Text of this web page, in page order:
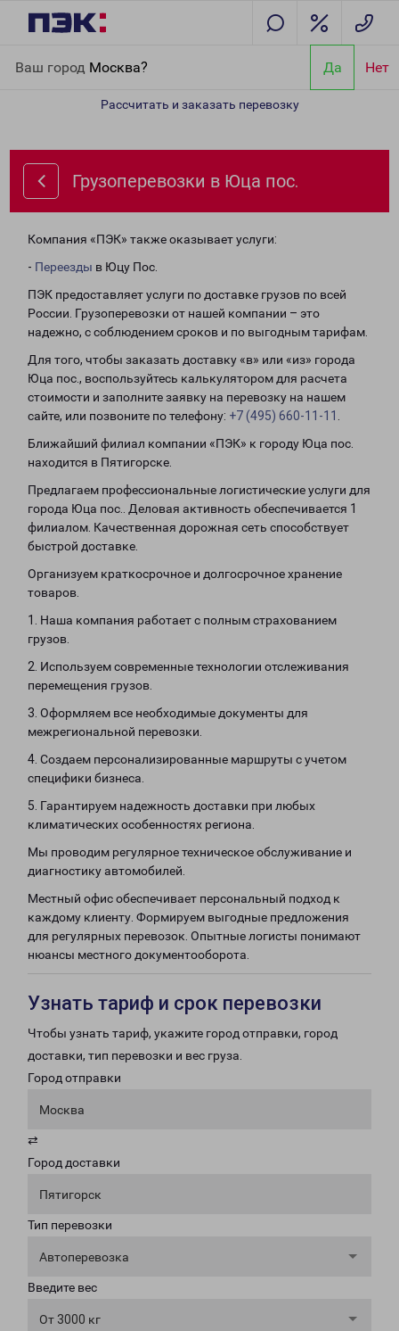
Ваш город Москва? Да Нет
Рассчитать и заказать перевозку
Грузоперевозки в Юца пос.
Компания «ПЭК» также оказывает услуги:
- Переезды в Юцу Пос.
ПЭК предоставляет услуги по доставке грузов по всей
России. Грузоперевозки от нашей компании – это
надежно, с соблюдением сроков и по выгодным тарифам.
Для того, чтобы заказать доставку «в» или «из» города
Юца пос., воспользуйтесь калькулятором для расчета
стоимости и заполните заявку на перевозку на нашем
сайте, или позвоните по телефону: +7 (495) 660-11-11
Ближайший филиал компании «ПЭК» к городу Юца пос.
находится в Пятигорске.
Предлагаем профессиональные логистические услуги для
города Юца пос.. Деловая активность обеспечивается 1
филиалом. Качественная дорожная сеть способствует
быстрой доставке.
Организуем краткосрочное и долгосрочное хранение
товаров.
1. Наша компания работает с полным страхованием
грузов.
2. Используем современные технологии отслеживания
перемещения грузов.
3. Оформляем все необходимые документы для
межрегиональной перевозки.
4. Создаем персонализированные маршруты с учетом
специфики бизнеса.
5. Гарантируем надежность доставки при любых
климатических особенностях региона.
Мы проводим регулярное техническое обслуживание и
диагностику автомобилей.
Местный офис обеспечивает персональный подход к
каждому клиенту. Формируем выгодные предложения
для регулярных перевозок. Опытные логисты понимают
нюансы местного документооборота.
Узнать тариф и срок перевозки
Чтобы узнать тариф, укажите город отправки, город
доставки, тип перевозки и вес груза.
Город отправки
Москва
⇄
Город доставки
Пятигорск
Тип перевозки
Автоперевозка
Введите вес
От 3000 кг